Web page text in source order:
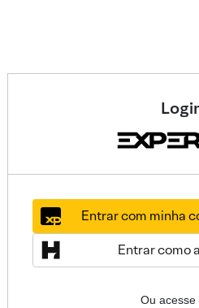
Entrar com minha
Entrar como
Ou acesse